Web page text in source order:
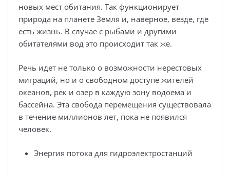
новых мест обитания. Так функционирует
природа на планете Земля и, наверное, везде, где
есть жизнь. В случае с рыбами и другими
обитателями вод это происходит так же.
Речь идет не только о возможности нерестовых
миграций, но и о свободном доступе жителей
океанов, рек и озер в каждую зону водоема и
бассейна. Эта свобода перемещения существовала
в течение миллионов лет, пока не появился
человек.
Энергия потока для гидроэлектростанций